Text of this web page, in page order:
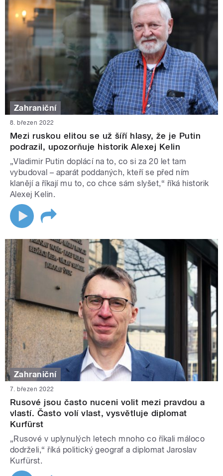
Zahraniční
8. březen 2022
Mezi ruskou elitou se už šíří hlasy, že je Putin
podrazil, upozorňuje historik Alexej Kelin
„Vladimir Putin doplácí na to, co si za 20 let tam
vybudoval – aparát poddaných, kteří se před ním
klanějí a říkají mu to, co chce sám slyšet,“ říká historik
Alexej Kelin.
Zahraniční
7. březen 2022
Rusové jsou často nuceni volit mezi pravdou a
vlastí. Často volí vlast, vysvětluje diplomat
Kurfürst
„Rusové v uplynulých letech mnoho co říkali máloco
dodrželi,“ říká politický geograf a diplomat Jaroslav
Kurfürst.